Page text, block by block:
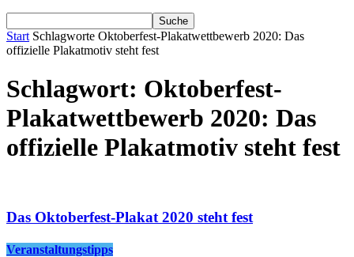
Start Schlagworte Oktoberfest-Plakatwettbewerb 2020: Das
offizielle Plakatmotiv steht fest
Schlagwort: Oktoberfest-
Plakatwettbewerb 2020: Das
offizielle Plakatmotiv steht fest
Das Oktoberfest-Plakat 2020 steht fest
Veranstaltungstipps